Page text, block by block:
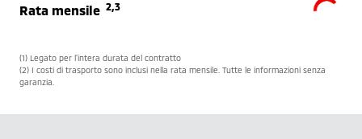
Rata mensile 2,3
(1) Legato per l’intera durata del contratto
(2) I costi di trasporto sono inclusi nella rata mensile. Tutte le informazioni senza
garanzia.